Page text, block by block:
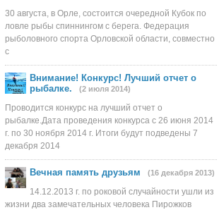
30 августа, в Орле, состоится очередной Кубок по
ловле рыбы спиннингом с берега. Федерация
рыболовного спорта Орловской области, совместно
с
Внимание! Конкурс! Лучший отчет о
рыбалке.
(2 июля 2014)
Проводится конкурс на лучший отчет о
рыбалке.Дата проведения конкурса с 26 июня 2014
г. по 30 ноября 2014 г. Итоги будут подведены 7
декабря 2014
Вечная память друзьям (16 декабря 2013)
14.12.2013 г. по роковой случайности ушли из
жизни два замечательных человека Пирожков